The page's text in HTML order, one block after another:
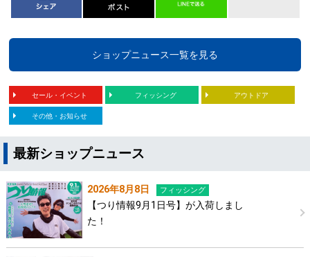
ショップニュース一覧を見る
セール・イベント フィッシング アウトドア
その他・お知らせ
最新ショップニュース
2026年8月8日 フィッシング
【つり情報9月1日号】が入荷しまし
た！